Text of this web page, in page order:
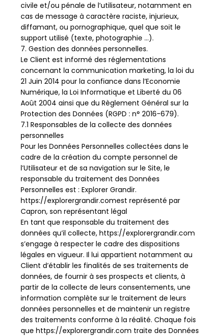
civile et/ou pénale de l’utilisateur, notamment en
cas de message à caractère raciste, injurieux,
diffamant, ou pornographique, quel que soit le
support utilisé (texte, photographie …).
7. Gestion des données personnelles.
Le Client est informé des réglementations
concernant la communication marketing, la loi du
21 Juin 2014 pour la confiance dans l’Economie
Numérique, la Loi Informatique et Liberté du 06
Août 2004 ainsi que du Règlement Général sur la
Protection des Données (RGPD : n° 2016-679).
7.1 Responsables de la collecte des données
personnelles
Pour les Données Personnelles collectées dans le
cadre de la création du compte personnel de
l’Utilisateur et de sa navigation sur le Site, le
responsable du traitement des Données
Personnelles est : Explorer Grandir.
https://explorergrandir.comest représenté par
Capron, son représentant légal
En tant que responsable du traitement des
données qu’il collecte, https://explorergrandir.com
s’engage à respecter le cadre des dispositions
légales en vigueur. Il lui appartient notamment au
Client d’établir les finalités de ses traitements de
données, de fournir à ses prospects et clients, à
partir de la collecte de leurs consentements, une
information complète sur le traitement de leurs
données personnelles et de maintenir un registre
des traitements conforme à la réalité. Chaque fois
que https://explorergrandir.com traite des Données